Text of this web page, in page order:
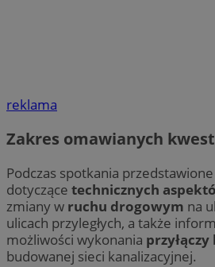
reklama
Zakres omawianych
Podczas spotkania przedstawione
dotyczące technicznych
zmiany w ruchu drogowym na
ulicach przyległych, a także
możliwości wykonania
budowanej sieci kanalizacyjnej.